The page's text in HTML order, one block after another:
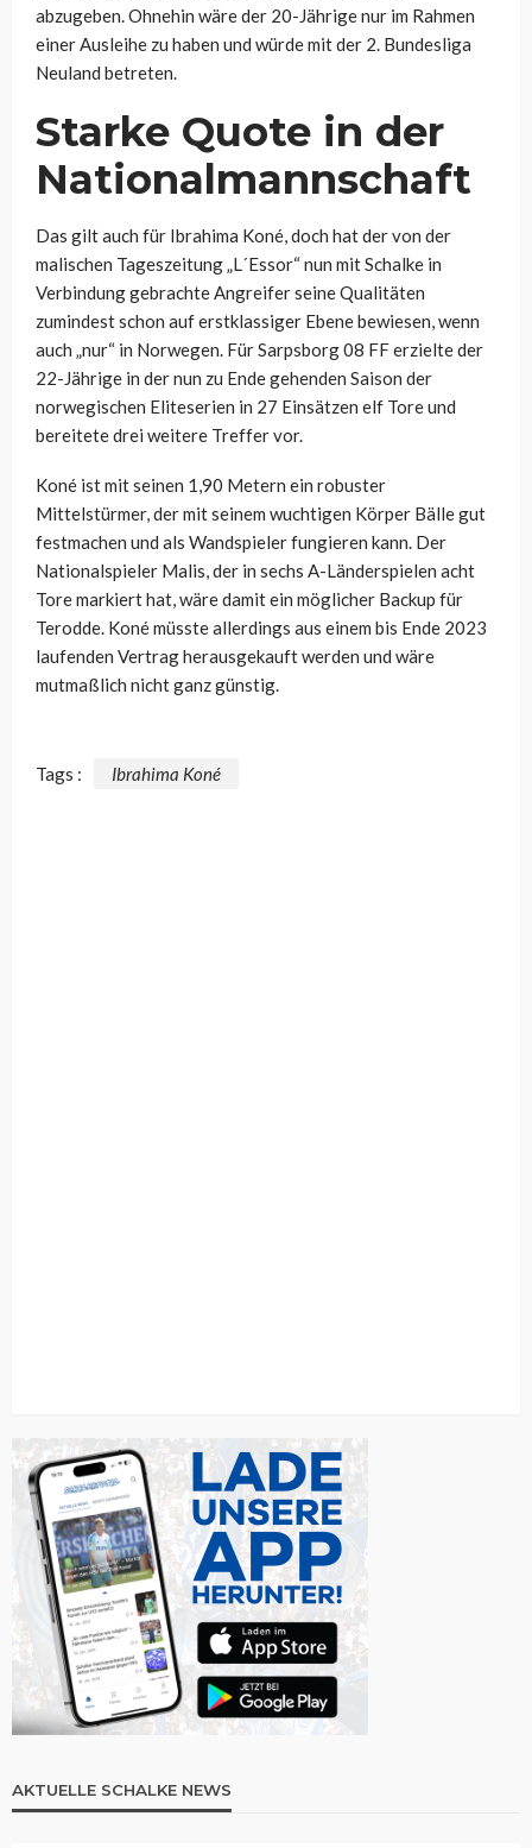
abzugeben. Ohnehin wäre der 20-Jährige nur im Rahmen
einer Ausleihe zu haben und würde mit der 2. Bundesliga
Neuland betreten.
Starke Quote in der
Nationalmannschaft
Das gilt auch für Ibrahima Koné, doch hat der von der
malischen Tageszeitung „L´Essor“ nun mit Schalke in
Verbindung gebrachte Angreifer seine Qualitäten
zumindest schon auf erstklassiger Ebene bewiesen, wenn
auch „nur“ in Norwegen. Für Sarpsborg 08 FF erzielte der
22-Jährige in der nun zu Ende gehenden Saison der
norwegischen Eliteserien in 27 Einsätzen elf Tore und
bereitete drei weitere Treffer vor.
Koné ist mit seinen 1,90 Metern ein robuster
Mittelstürmer, der mit seinem wuchtigen Körper Bälle gut
festmachen und als Wandspieler fungieren kann. Der
Nationalspieler Malis, der in sechs A-Länderspielen acht
Tore markiert hat, wäre damit ein möglicher Backup für
Terodde. Koné müsste allerdings aus einem bis Ende 2023
laufenden Vertrag herausgekauft werden und wäre
mutmaßlich nicht ganz günstig.
Tags : Ibrahima Koné
AKTUELLE SCHALKE NEWS